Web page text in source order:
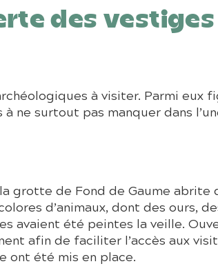
des
à visiter. Parmi eux
ne surtout pas manquer dans
grotte de Fond de Gaume
d’animaux, dont des ours,
avaient été peintes la veille.
afin de faciliter l’accès aux
ont été mis en place.